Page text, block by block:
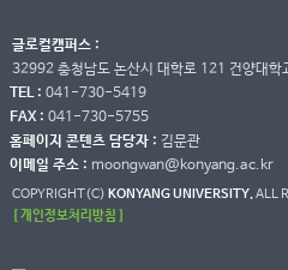
글로컬캠퍼스 :
32992 충청남도 논산시 대학로 121 건양대학
TEL : 041-730-5419
FAX : 041-730-5755
홈페이지 콘텐츠 담당자 : 김문관
이메일 주소 : moongwan@konyang.ac.kr
COPYRIGHT(C) KONYANG UNIVERSITY.ALL
[ 개인정보처리방침 ]